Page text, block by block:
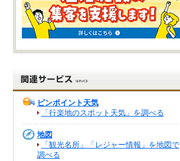
ピンポイント天気
「行楽地のスポット天気」を調べる
地図
「観光名所」「レジャー情報」を地図で
調べる